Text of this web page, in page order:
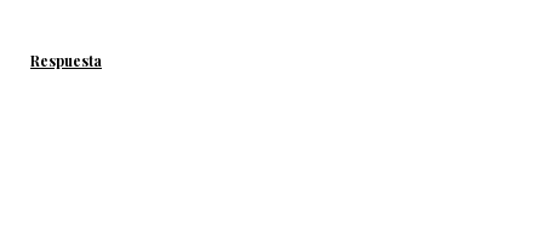
Respuesta